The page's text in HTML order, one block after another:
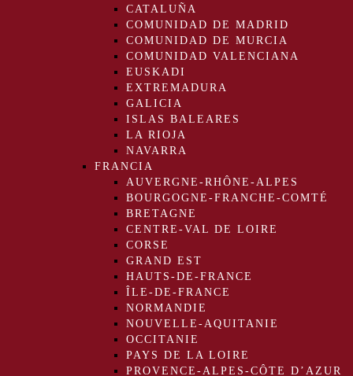
CATALUÑA
COMUNIDAD DE MADRID
COMUNIDAD DE MURCIA
COMUNIDAD VALENCIANA
EUSKADI
EXTREMADURA
GALICIA
ISLAS BALEARES
LA RIOJA
NAVARRA
FRANCIA
AUVERGNE-RHÔNE-ALPES
BOURGOGNE-FRANCHE-COMTÉ
BRETAGNE
CENTRE-VAL DE LOIRE
CORSE
GRAND EST
HAUTS-DE-FRANCE
ÎLE-DE-FRANCE
NORMANDIE
NOUVELLE-AQUITANIE
OCCITANIE
PAYS DE LA LOIRE
PROVENCE-ALPES-CÔTE D’AZUR